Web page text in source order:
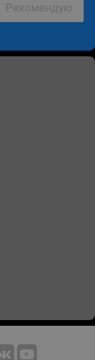
Рекомендую